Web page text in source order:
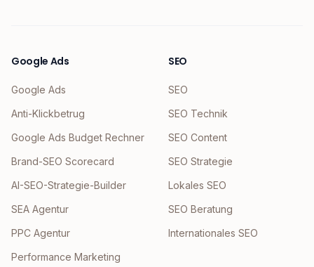
Google Ads
Google Ads
Anti-Klickbetrug
Google Ads Budget Rechner
Brand-SEO Scorecard
AI-SEO-Strategie-Builder
SEA Agentur
PPC Agentur
Performance Marketing
SEO
SEO
SEO Technik
SEO Content
SEO Strategie
Lokales SEO
SEO Beratung
Internationales SEO